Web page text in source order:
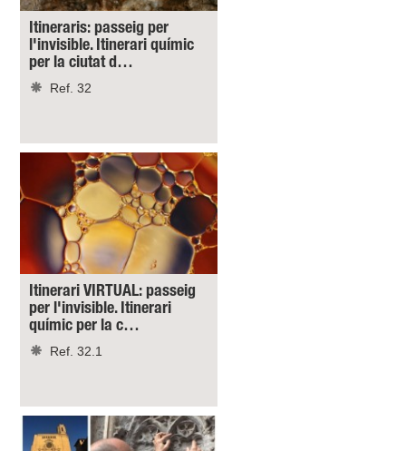
Itineraris: passeig per
l'invisible. Itinerari químic
per la ciutat d…
Ref. 32
Itinerari VIRTUAL: passeig
per l'invisible. Itinerari
químic per la c…
Ref. 32.1